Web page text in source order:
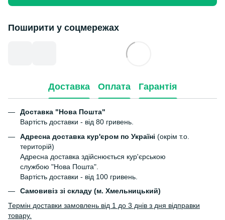
Поширити у соцмережах
Доставка Оплата Гарантія
Доставка "Нова Пошта"
Вартість доставки - від 80 гривень.
Адресна доставка кур'єром по Україні (окрім т.о.
територій)
Адресна доставка здійснюється кур'єрською
службою "Нова Пошта".
Вартість доставки - від 100 гривень.
Самовивіз зі складу (м. Хмельницький)
Термін доставки замовлень від 1 до 3 днів з дня відправки
товару.